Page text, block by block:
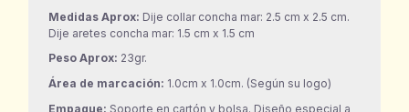
Medidas Aprox: Dije collar concha mar: 2.5 cm x 2.5 cm.
Dije aretes concha mar: 1.5 cm x 1.5 cm
Peso Aprox: 23gr.
Área de marcación: 1.0cm x 1.0cm. (Según su logo)
Empaque: Soporte en cartón y bolsa. Diseño especial a